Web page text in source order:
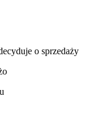
o sprzedaży